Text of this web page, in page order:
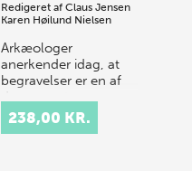
Redigeret afClaus Jensen
Karen Høilund Nielsen
Arkæologer
anerkender idag, at
begravelser er en af
værdifulde kilder til at
belyse fortiden.
238,00 KR.